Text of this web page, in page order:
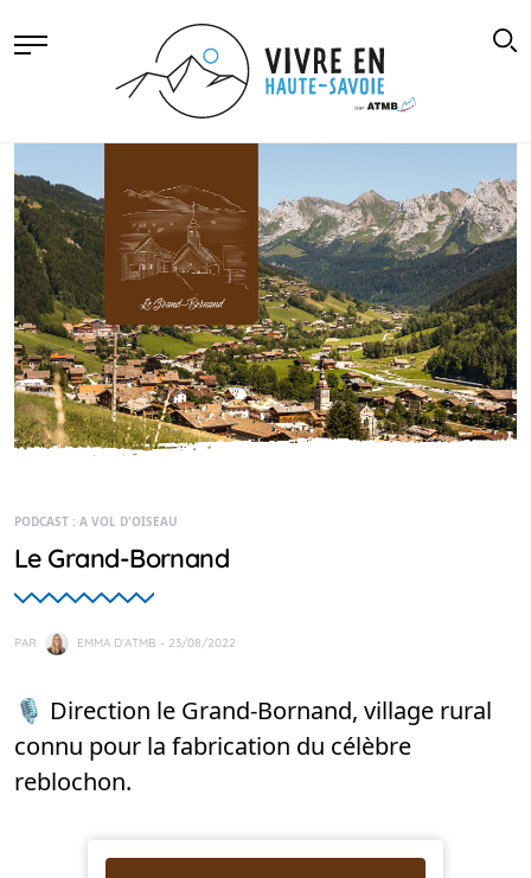
PODCAST : A VOL D'OISEAU
Le Grand-Bornand
PAR EMMA D'ATMB - 23/08/2022
🎙️ Direction le Grand-Bornand, village rural
connu pour la fabrication du célèbre
reblochon.